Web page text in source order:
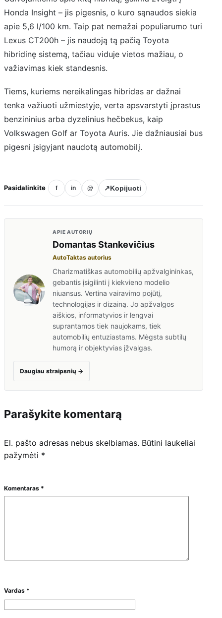
Honda Insight – jis pigesnis, o kuro sąnaudos siekia
apie 5,6 l/100 km. Taip pat nemažai populiarumo turi
Lexus CT200h – jis naudoją tą pačią Toyota
hibridinę sistemą, tačiau viduje vietos mažiau, o
važiavimas kiek standesnis.
Tiems, kuriems nereikalingas hibridas ar dažnai
tenka važiuoti užmiestyje, verta apsvarstyti įprastus
benzininius arba dyzelinius hečbekus, kaip
Volkswagen Golf ar Toyota Auris. Jie dažniausiai bus
pigesni įsigyjant naudotą automobilį.
Pasidalinkite f in @ ↗Kopijuoti
APIE AUTORIŲ
Domantas Stankevičius
AutoTaktas autorius
Charizmatiškas automobilių apžvalgininkas,
gebantis įsigilinti į kiekvieno modelio
niuansus. Vertina vairavimo pojūtį,
technologijas ir dizainą. Jo apžvalgos
aiškios, informatyvios ir lengvai
suprantamos tiek naujokams, tiek
automobilių entuziastams. Mėgsta subtilų
humorą ir objektyvias įžvalgas.
Daugiau straipsnių →
Parašykite komentarą
El. pašto adresas nebus skelbiamas. Būtini laukeliai
pažymėti *
Komentaras *
Vardas *